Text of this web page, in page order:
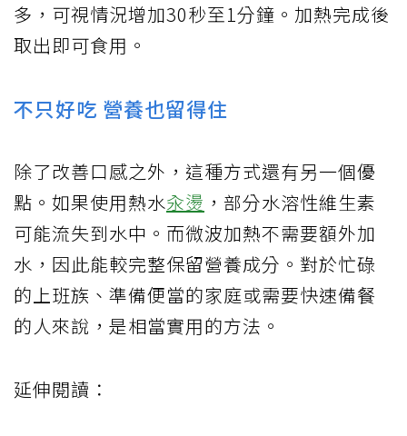
多，可視情況增加30秒至1分鐘。加熱完成後
取出即可食用。
不只好吃 營養也留得住
除了改善口感之外，這種方式還有另一個優
點。如果使用熱水汆燙 ，部分水溶性維生素
可能流失到水中。而微波加熱不需要額外加
水，因此能較完整保留營養成分。對於忙碌
的上班族、準備便當的家庭或需要快速備餐
的人來說，是相當實用的方法。
延伸閱讀：